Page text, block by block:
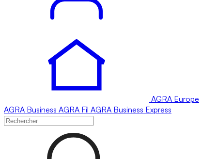
AGRA Europe
AGRA Business AGRA Fil AGRA Business Express